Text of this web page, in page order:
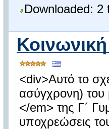
Downloaded: 2
<div>Αυτό το
ασύγχρονη) του
</em> της Γ΄
υποχρεώσεις